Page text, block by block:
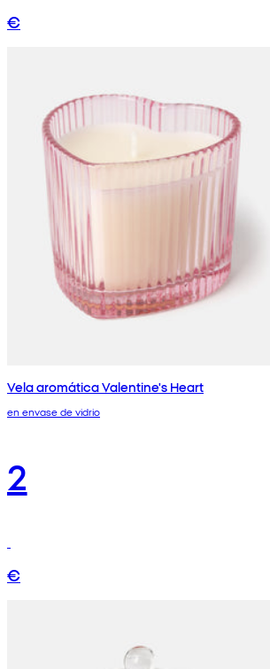
€
Vela aromática Valentine's Heart
en envase de vidrio
2
€